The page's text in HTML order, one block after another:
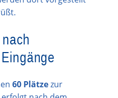
60 Plätzezur